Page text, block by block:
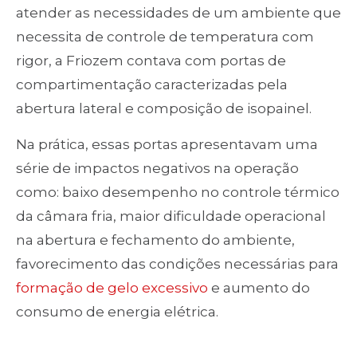
atender as necessidades de um ambiente que
necessita de controle de temperatura com
rigor, a Friozem contava com portas de
compartimentação caracterizadas pela
abertura lateral e composição de isopainel.
Na prática, essas portas apresentavam uma
série de impactos negativos na operação
como: baixo desempenho no controle térmico
da câmara fria, maior dificuldade operacional
na abertura e fechamento do ambiente,
favorecimento das condições necessárias para
formação de gelo excessivo e aumento do
consumo de energia elétrica.